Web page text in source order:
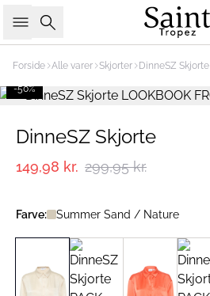
Søg
Forside Alle varer Skjorter DinneSZ Skjorte
-50%
DinneSZ Skjorte
149,98 kr. 299,95 kr.
Farve: Summer Sand / Nature